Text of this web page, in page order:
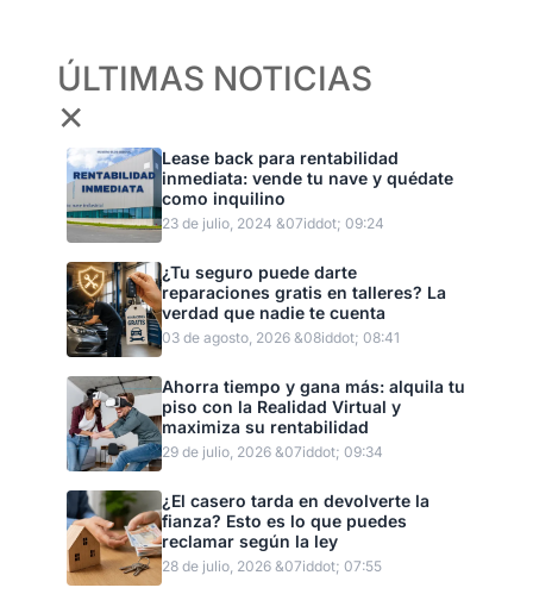
ÚLTIMAS NOTICIAS
✕
Lease back para rentabilidad
inmediata: vende tu nave y quédate
como inquilino
23 de julio, 2024 &07iddot; 09:24
¿Tu seguro puede darte
reparaciones gratis en talleres? La
verdad que nadie te cuenta
03 de agosto, 2026 &08iddot; 08:41
Ahorra tiempo y gana más: alquila tu
piso con la Realidad Virtual y
maximiza su rentabilidad
29 de julio, 2026 &07iddot; 09:34
¿El casero tarda en devolverte la
fianza? Esto es lo que puedes
reclamar según la ley
28 de julio, 2026 &07iddot; 07:55